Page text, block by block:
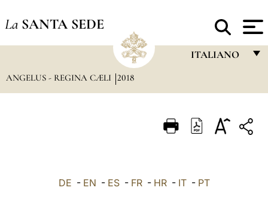
La SANTA SEDE
ITALIANO
ITALIANO
ANGELUS - REGINA CÆLI 2018
DE - EN - ES- FR- HR- IT- PT